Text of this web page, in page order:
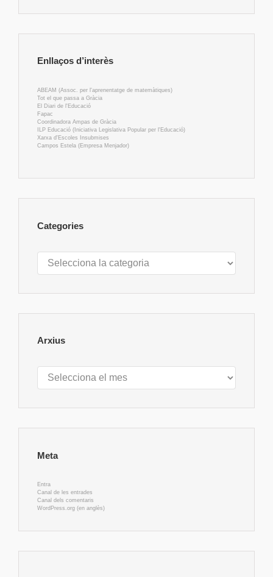
Enllaços d’interès
ABEAM (Assoc. per l'aprenentatge de matemàtiques)
Tot el que passa a Gràcia
El Diari de l'Educació
Fapac
Coordinadora Ampas de Gràcia
ILP Educació (Iniciativa Legislativa Popular per l'Educació)
Xarxa d'Escoles Insubmises
Campos Estela (Empresa Menjador)
Categories
Categories
Arxius
Arxius
Meta
Entra
Canal de les entrades
Canal dels comentaris
WordPress.org (en anglès)